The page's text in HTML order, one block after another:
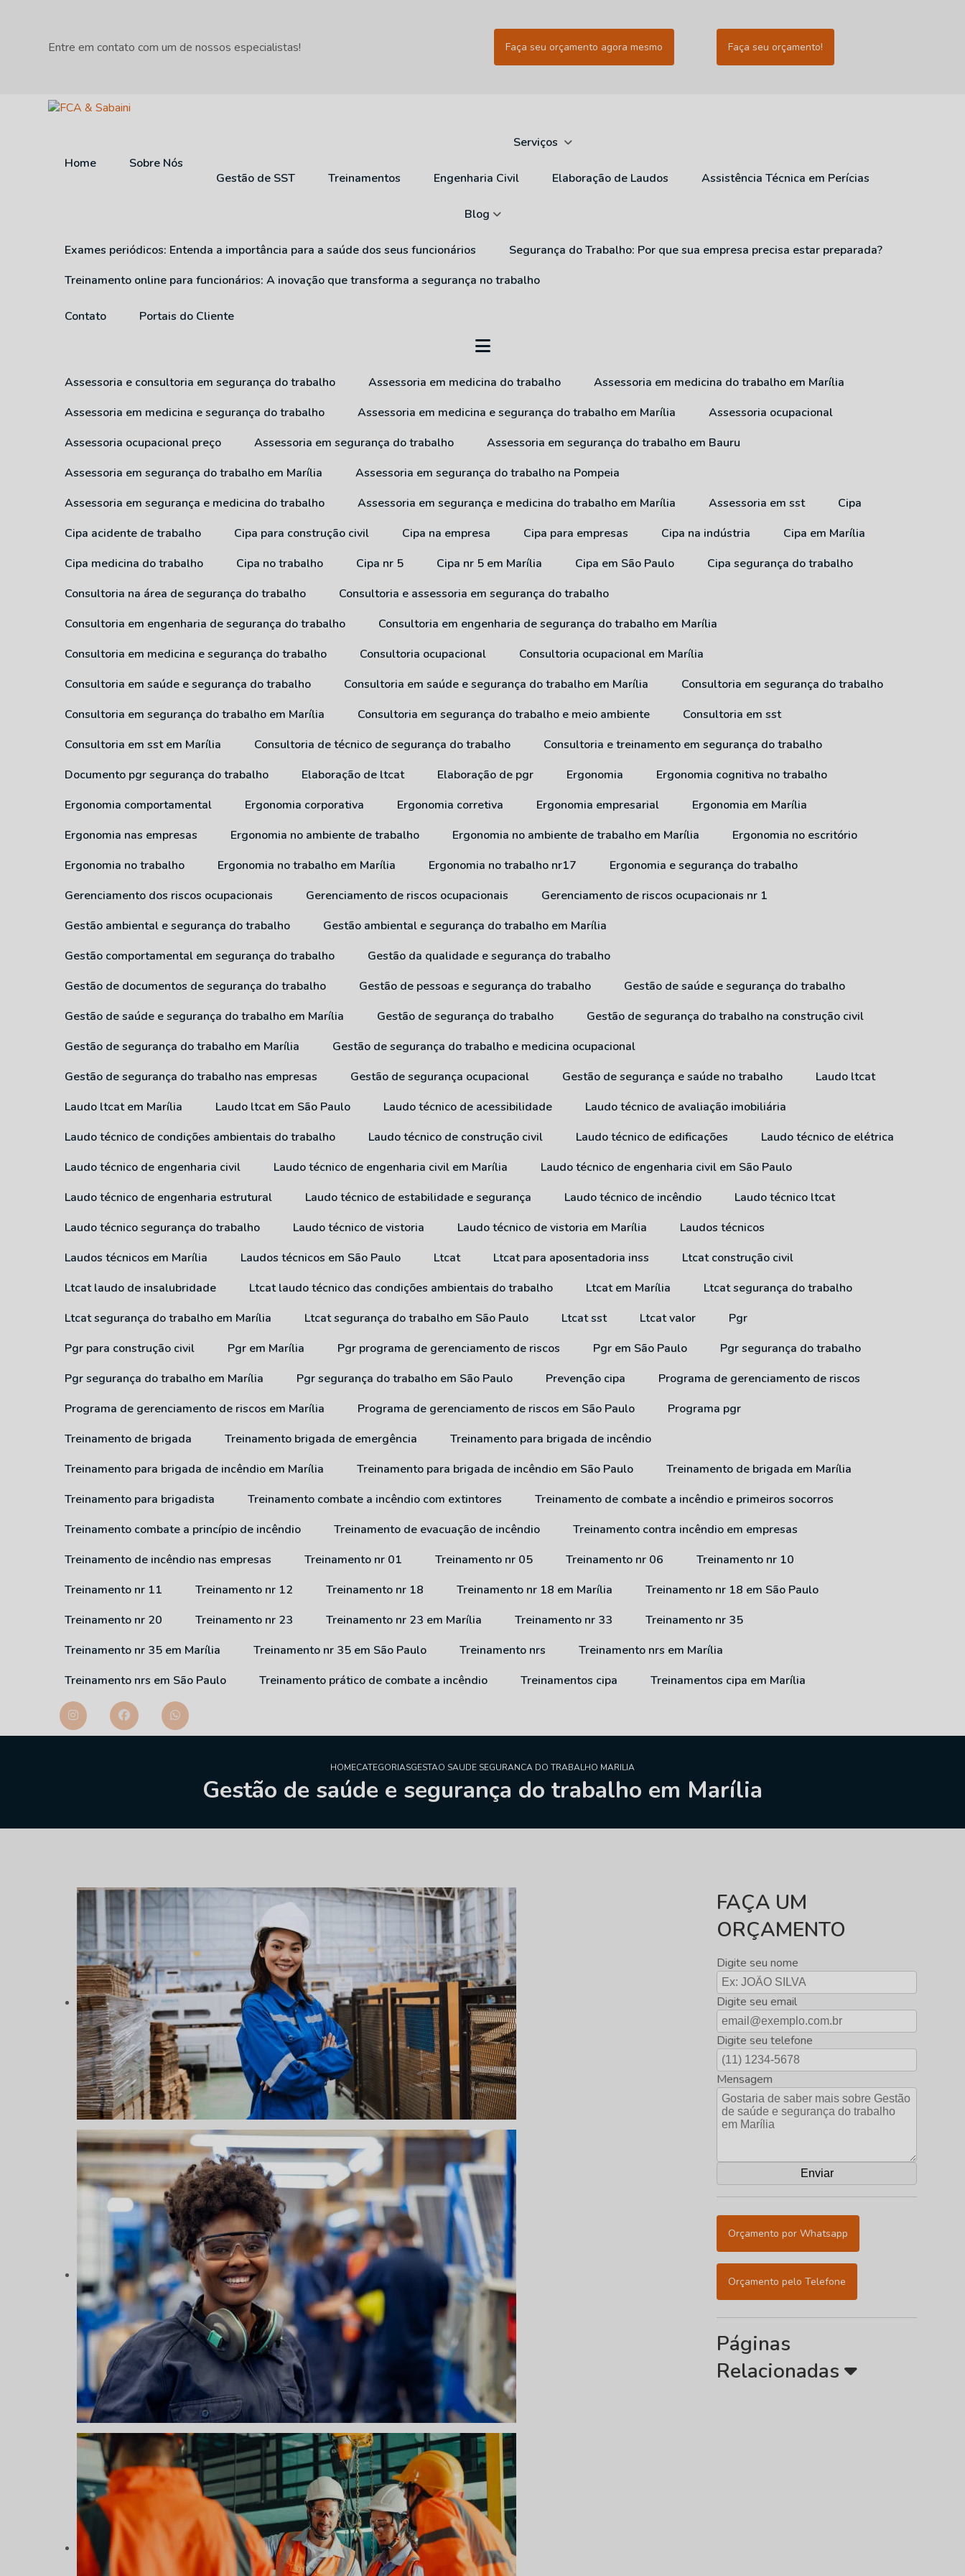
Entre em contato com um de nossos especialistas! Faça seu orçamento agora mesmo Faça seu orçamento!
Home Sobre Nós
Serviços
Gestão de SST Treinamentos Engenharia Civil Elaboração de Laudos Assistência Técnica em Perícias
Blog
Exames periódicos: Entenda a importância para a saúde dos seus funcionários
Segurança do Trabalho: Por que sua empresa precisa estar preparada?
Treinamento online para funcionários: A inovação que transforma a segurança no trabalho
Contato Portais do Cliente
Assessoria e consultoria em segurança do trabalho Assessoria em medicina do trabalho
Assessoria em medicina do trabalho em Marília
Assessoria em medicina e segurança do trabalho
Assessoria em medicina e segurança do trabalho em Marília
Assessoria ocupacional
Assessoria ocupacional preço
Assessoria em segurança do trabalho
Assessoria em segurança do trabalho em Bauru
Assessoria em segurança do trabalho em Marília
Assessoria em segurança do trabalho na Pompeia
Assessoria em segurança e medicina do trabalho
Assessoria em segurança e medicina do trabalho em Marília Assessoria em sst
Cipa
Cipa acidente de trabalho
Cipa para construção civil Cipa na empresa Cipa para empresas Cipa na indústria
Cipa em Marília
Cipa medicina do trabalho
Cipa no trabalho Cipa nr 5 Cipa nr 5 em Marília Cipa em São Paulo
Cipa segurança do trabalho
Consultoria na área de segurança do trabalho
Consultoria e assessoria em segurança do trabalho
Consultoria em engenharia de segurança do trabalho
Consultoria em engenharia de segurança do trabalho em Marília
Consultoria em medicina e segurança do trabalho
Consultoria ocupacional
Consultoria ocupacional em Marília
Consultoria em saúde e segurança do trabalho
Consultoria em saúde e segurança do trabalho em Marília
Consultoria em segurança do trabalho
Consultoria em segurança do trabalho em Marília
Consultoria em segurança do trabalho e meio ambiente
Consultoria em sst
Consultoria em sst em Marília
Consultoria de técnico de segurança do trabalho
Consultoria e treinamento em segurança do trabalho
Documento pgr segurança do trabalho
Elaboração de ltcat Elaboração de pgr Ergonomia
Ergonomia cognitiva no trabalho
Ergonomia comportamental
Ergonomia corporativa Ergonomia corretiva Ergonomia empresarial
Ergonomia em Marília
Ergonomia nas empresas
Ergonomia no ambiente de trabalho Ergonomia no ambiente de trabalho em Marília
Ergonomia no escritório
Ergonomia no trabalho
Ergonomia no trabalho em Marília Ergonomia no trabalho nr17
Ergonomia e segurança do trabalho
Gerenciamento dos riscos ocupacionais
Gerenciamento de riscos ocupacionais
Gerenciamento de riscos ocupacionais nr 1
Gestão ambiental e segurança do trabalho
Gestão ambiental e segurança do trabalho em Marília
Gestão comportamental em segurança do trabalho
Gestão da qualidade e segurança do trabalho
Gestão de documentos de segurança do trabalho
Gestão de pessoas e segurança do trabalho
Gestão de saúde e segurança do trabalho
Gestão de saúde e segurança do trabalho em Marília
Gestão de segurança do trabalho
Gestão de segurança do trabalho na construção civil
Gestão de segurança do trabalho em Marília
Gestão de segurança do trabalho e medicina ocupacional
Gestão de segurança do trabalho nas empresas
Gestão de segurança ocupacional Gestão de segurança e saúde no trabalho
Laudo ltcat
Laudo ltcat em Marília
Laudo ltcat em São Paulo Laudo técnico de acessibilidade
Laudo técnico de avaliação imobiliária
Laudo técnico de condições ambientais do trabalho
Laudo técnico de construção civil Laudo técnico de edificações
Laudo técnico de elétrica
Laudo técnico de engenharia civil
Laudo técnico de engenharia civil em Marília
Laudo técnico de engenharia civil em São Paulo
Laudo técnico de engenharia estrutural
Laudo técnico de estabilidade e segurança Laudo técnico de incêndio
Laudo técnico ltcat
Laudo técnico segurança do trabalho
Laudo técnico de vistoria Laudo técnico de vistoria em Marília
Laudos técnicos
Laudos técnicos em Marília
Laudos técnicos em São Paulo Ltcat Ltcat para aposentadoria inss
Ltcat construção civil
Ltcat laudo de insalubridade
Ltcat laudo técnico das condições ambientais do trabalho Ltcat em Marília
Ltcat segurança do trabalho
Ltcat segurança do trabalho em Marília
Ltcat segurança do trabalho em São Paulo Ltcat sst Ltcat valor
Pgr
Pgr para construção civil
Pgr em Marília Pgr programa de gerenciamento de riscos Pgr em São Paulo
Pgr segurança do trabalho
Pgr segurança do trabalho em Marília
Pgr segurança do trabalho em São Paulo Prevenção cipa
Programa de gerenciamento de riscos
Programa de gerenciamento de riscos em Marília
Programa de gerenciamento de riscos em São Paulo
Programa pgr
Treinamento de brigada
Treinamento brigada de emergência
Treinamento para brigada de incêndio
Treinamento para brigada de incêndio em Marília
Treinamento para brigada de incêndio em São Paulo
Treinamento de brigada em Marília
Treinamento para brigadista
Treinamento combate a incêndio com extintores
Treinamento de combate a incêndio e primeiros socorros
Treinamento combate a princípio de incêndio
Treinamento de evacuação de incêndio
Treinamento contra incêndio em empresas
Treinamento de incêndio nas empresas
Treinamento nr 01 Treinamento nr 05 Treinamento nr 06
Treinamento nr 10
Treinamento nr 11
Treinamento nr 12 Treinamento nr 18 Treinamento nr 18 em Marília
Treinamento nr 18 em São Paulo
Treinamento nr 20
Treinamento nr 23 Treinamento nr 23 em Marília Treinamento nr 33
Treinamento nr 35
Treinamento nr 35 em Marília
Treinamento nr 35 em São Paulo Treinamento nrs
Treinamento nrs em Marília
Treinamento nrs em São Paulo
Treinamento prático de combate a incêndio Treinamentos cipa Treinamentos cipa em Marília
HOMECATEGORIASGESTAO SAUDE SEGURANCA DO TRABALHO MARILIA
Gestão de saúde e segurança do trabalho em Marília
FAÇA UM
ORÇAMENTO
Digite seu nome
Digite seu email
Digite seu telefone
Mensagem
Orçamento por Whatsapp
Orçamento pelo Telefone
Páginas
Relacionadas